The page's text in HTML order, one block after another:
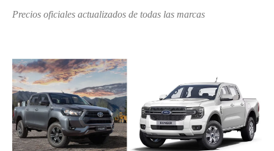
Precios oficiales actualizados de todas las marcas